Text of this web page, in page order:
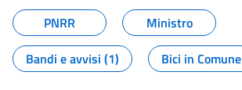
PNRR
Ministro
Bandi e avvisi (1)
Bici in Comune